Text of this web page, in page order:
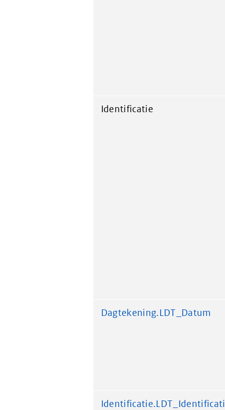
Identificatie
Dagtekening.LDT_Datum